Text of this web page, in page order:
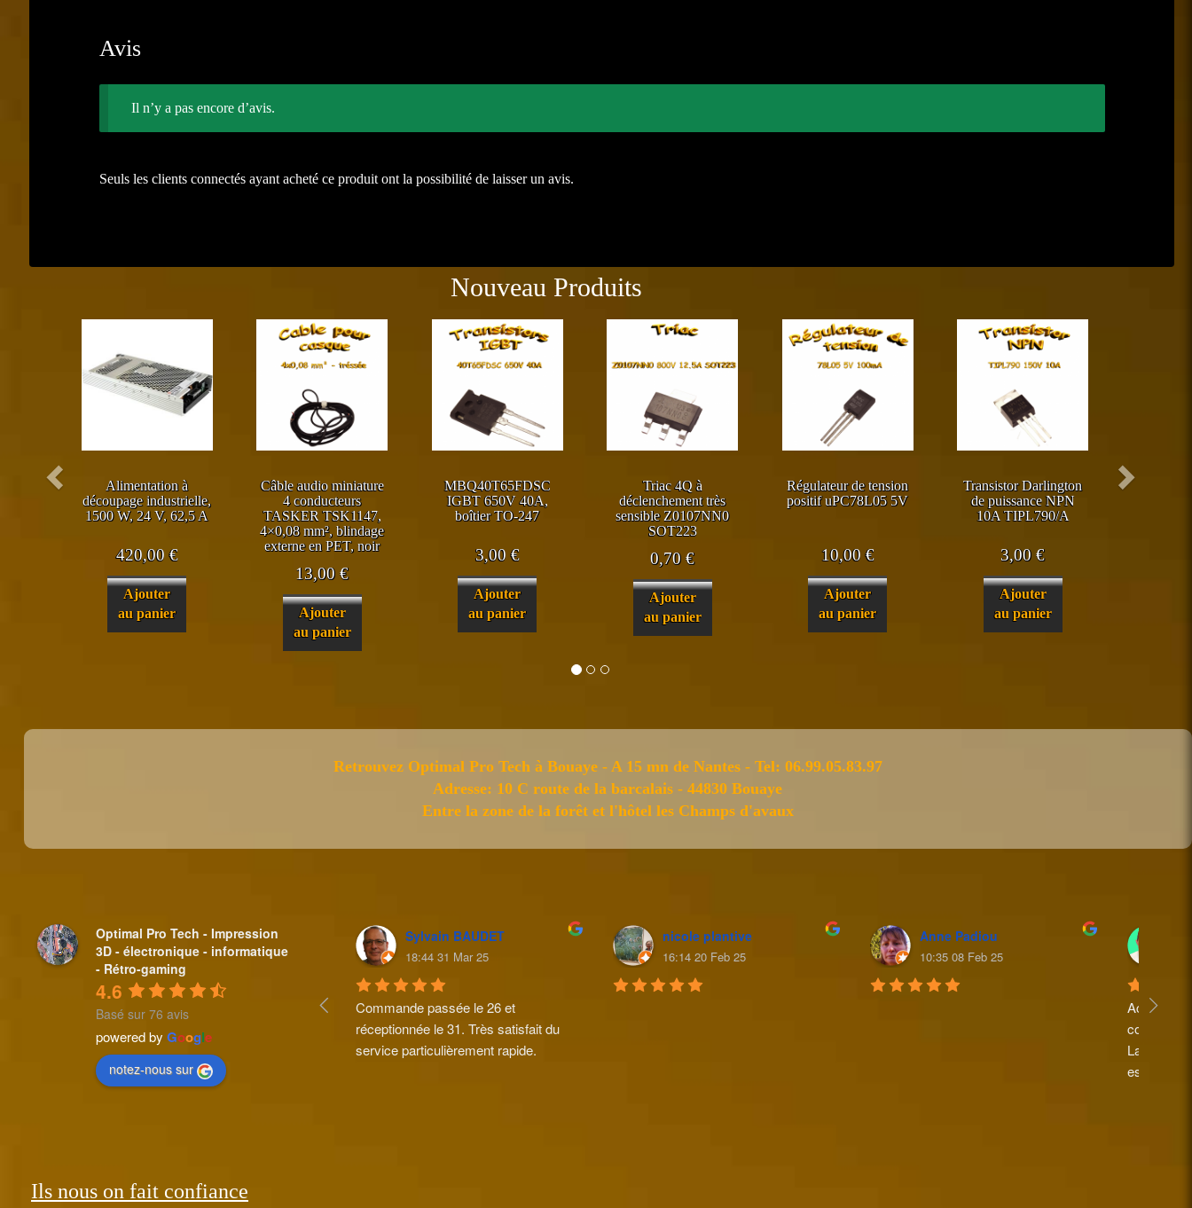
Avis
Il n’y a pas encore d’avis.
Seuls les clients connectés ayant acheté ce produit ont la possibilité de laisser un avis.
Nouveau Produits
Alimentation à
découpage industrielle,
1500 W, 24 V, 62,5 A
420,00€
Ajouter
au panier
Câble audio miniature
4 conducteurs
TASKER TSK1147,
4×0,08 mm², blindage
externe en PET, noir
13,00€
Ajouter
au panier
MBQ40T65FDSC
IGBT 650V 40A,
boîtier TO-247
3,00€
Ajouter
au panier
Triac 4Q à
déclenchement très
sensible Z0107NN0
SOT223
0,70€
Ajouter
au panier
Régulateur de tension
positif uPC78L05 5V
10,00€
Ajouter
au panier
Transistor Darlington
de puissance NPN
10A TIPL790/A
3,00€
Ajouter
au panier
Retrouvez Optimal Pro Tech à Bouaye - A 15 mn de Nantes - Tel: 06.99.05.83.97
Adresse: 10 C route de la barcalais - 44830 Bouaye
Entre la zone de la forêt et l'hôtel les Champs d'avaux
Optimal Pro Tech - Impression
3D - électronique - informatique
- Rétro-gaming
4.6
Basé sur 76 avis
powered by Google
notez-nous sur
Sylvain BAUDET
18:44 31 Mar 25
Commande passée le 26 et
réceptionnée le 31. Très satisfait du
service particulièrement rapide.
nicole plantive
16:14 20 Feb 25
Anne Padiou
10:35 08 Feb 25
Accueil
La
est très
Ils nous on fait confiance